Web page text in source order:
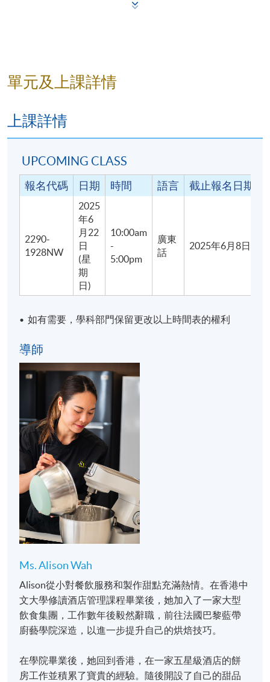
學歷頒授
參加者將獲得香港大學專業進修學院（HKU SPACE）
按香港大學體制頒發「出席證明書」 (Statement Of
Attendance)。
粵語
地點
港島南分校
NUTRITION AND CULINARY SCIENCE LAB @ 薄扶
單元及上課詳情
上課詳情
UPCOMING CLASS
報名代碼 日期 時間 語言 截止報名日期
2290-
1928NW
2025
年6
月22
日
(星
期
日)
10:00am
-
5:00pm
廣東
話
2025年6月8日
• 如有需要，學科部門保留更改以上時間表的權利
導師
Ms. Alison Wah
Alison從小對餐飲服務和製作甜點充滿熱情。在香港中
文大學修讀酒店管理課程畢業後，她加入了一家大型
飲食集團，工作數年後毅然辭職，前往法國巴黎藍帶
廚藝學院深造，以進一步提升自己的烘焙技巧。
在學院畢業後，她回到香港，在一家五星級酒店的餅
房工作並積累了寶貴的經驗。隨後開設了自己的甜品